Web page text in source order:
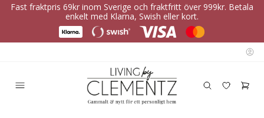
Fast fraktpris 69kr inom Sverige och fraktfritt över 999kr. Betala
enkelt med Klarna, Swish eller kort.